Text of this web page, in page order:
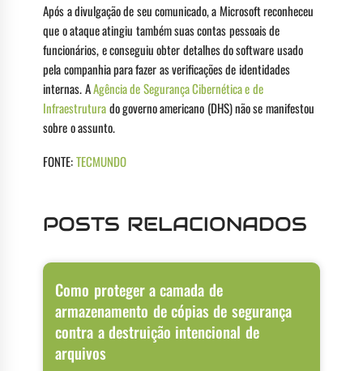
Após a divulgação de seu comunicado, a Microsoft reconheceu
que o ataque atingiu também suas contas pessoais de
funcionários, e conseguiu obter detalhes do software usado
pela companhia para fazer as verificações de identidades
internas. AAgência de Segurança Cibernética e de
Infraestruturado governo americano (DHS) não se manifestou
sobre o assunto.
FONTE:TECMUNDO
POSTS RELACIONADOS
Como proteger a camada de
armazenamento de cópias de segurança
contra a destruição intencional de
arquivos